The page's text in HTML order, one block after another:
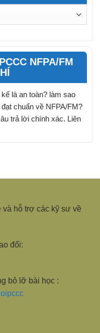
NFPA/FM
là an toàn? làm sao
chuẩn về NFPA/FM?
trả lời chính xác. Liên
và hỗ trợ các kỹ sư về
đổi:
bỏ lỡ bài học :